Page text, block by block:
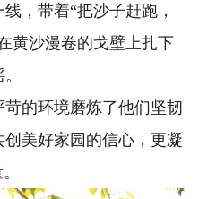
，带着“把沙子赶跑，
黄沙漫卷的戈壁上扎下
的环境磨炼了他们坚韧
美好家园的信心，更凝